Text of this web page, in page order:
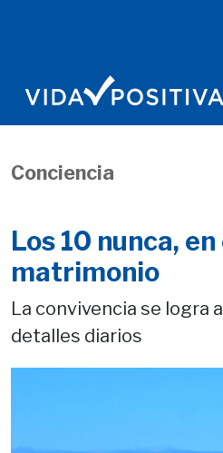
Conciencia
Los 10 nunca, en
matrimonio
La convivencia se logra
detalles diarios